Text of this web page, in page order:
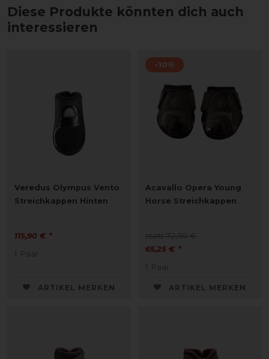
Diese Produkte könnten dich auch
interessieren
Veredus Olympus Vento
Streichkappen Hinten
115,90 € *
1 Paar
ARTIKEL MERKEN
-10%
Acavallo Opera Young
Horse Streichkappen
statt 72,50 €
65,25 € *
1 Paar
ARTIKEL MERKEN